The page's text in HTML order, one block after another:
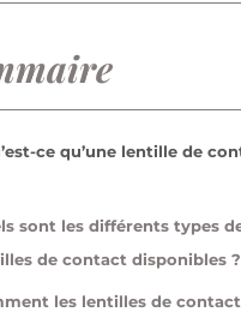
ce qu’une lentille de
sont les différents types
de contact disponibles ?
les lentilles de contact